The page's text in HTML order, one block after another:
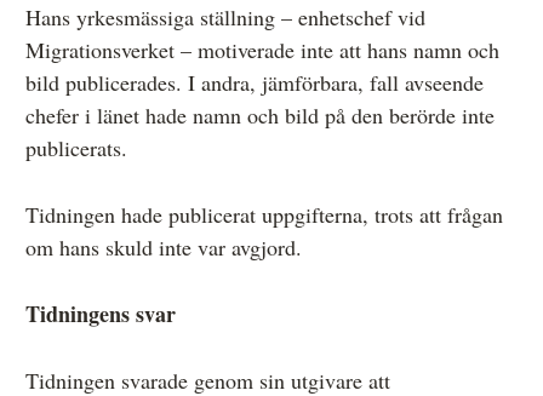
Hans yrkesmässiga ställning – enhetschef vid
Migrationsverket – motiverade inte att hans namn och
bild publicerades. I andra, jämförbara, fall avseende
chefer i länet hade namn och bild på den berörde inte
publicerats.
Tidningen hade publicerat uppgifterna, trots att frågan
om hans skuld inte var avgjord.
Tidningens svar
Tidningen svarade genom sin utgivare att